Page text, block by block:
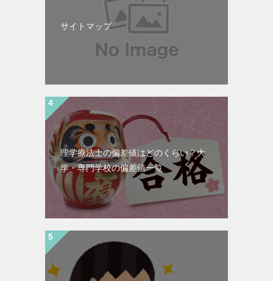
サイトマップ
理学療法士の偏差値はどのくらい？大
学・専門学校の偏差値一覧